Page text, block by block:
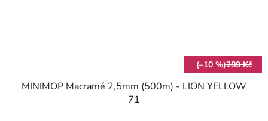
(–10 %)289 Kč
MINIMOP Macramé 2,5mm (500m) - LION YELLOW
71